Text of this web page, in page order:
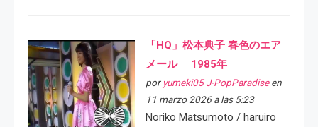
「HQ」松本典子 春色のエア
メール 1985年
por yumeki05 J-PopParadiseen
11 marzo 2026 a las 5:23
Noriko Matsumoto / haruiro